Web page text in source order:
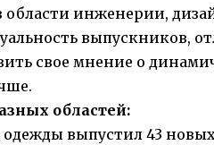
инженерии,
выпускников,
свое мнение о
областей:
одежды выпустил 43